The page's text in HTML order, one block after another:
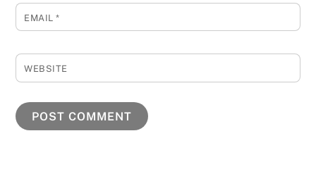
EMAIL*
WEBSITE